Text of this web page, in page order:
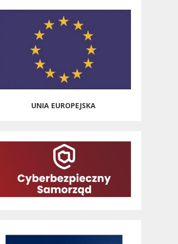
UNIA EUROPEJSKA